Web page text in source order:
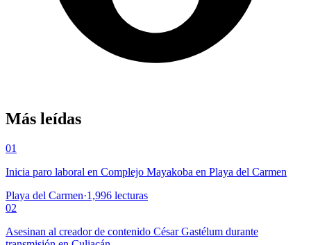
Más leídas
01
Inicia paro laboral en Complejo Mayakoba en Playa del Carmen
Playa del Carmen·1,996 lecturas
02
Asesinan al creador de contenido César Gastélum durante